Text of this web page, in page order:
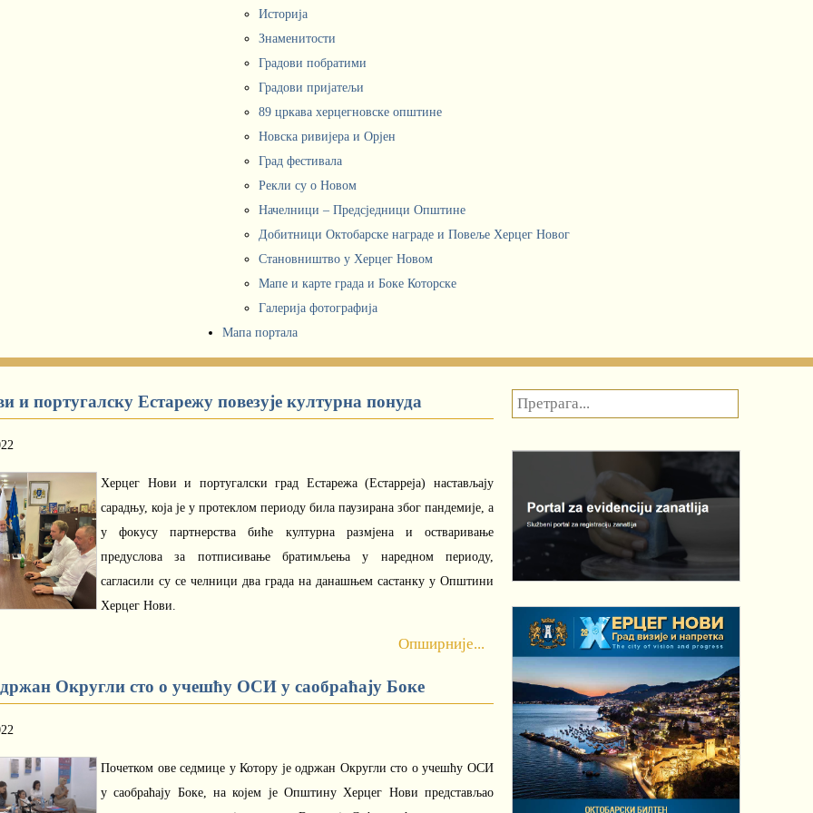
Историја
Знаменитости
Градови побратими
Градови пријатељи
89 цркава херцегновске општине
Новска ривијера и Орјен
Град фестивала
Рекли су о Новом
Начелници – Предсједници Општине
Добитници Октобарске награде и Повеље Херцег Новог
Становништво у Херцег Новом
Мапе и карте града и Боке Которске
Галерија фотографија
Мапа портала
и португалску Естарежу повезује културна понуда
Херцег Нови и португалски град Естарежа (Естарреја) настављају
сарадњу, која је у протеклом периоду била паузирана због пандемије, а
у фокусу партнерства биће културна размјена и остваривање
предуслова за потписивање братимљења у наредном периоду,
сагласили су се челници два града на данашњем састанку у Општини
Херцег Нови.
Опширније...
Округли сто о учешћу ОСИ у саобраћају Боке
Почетком ове седмице у Котору је одржан Округли сто о учешћу ОСИ
у саобраћају Боке, на којем је Општину Херцег Нови представљао